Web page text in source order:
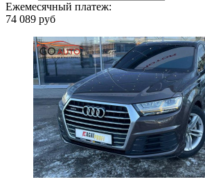
Ежемесячный платеж:
74 089 руб